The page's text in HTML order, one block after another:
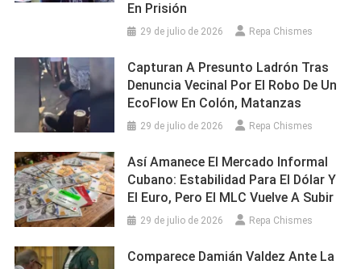
En Prisión
29 de julio de 2026 Repa Chismes
Capturan A Presunto Ladrón Tras
Denuncia Vecinal Por El Robo De Un
EcoFlow En Colón, Matanzas
29 de julio de 2026 Repa Chismes
Así Amanece El Mercado Informal
Cubano: Estabilidad Para El Dólar Y
El Euro, Pero El MLC Vuelve A Subir
29 de julio de 2026 Repa Chismes
Comparece Damián Valdez Ante La